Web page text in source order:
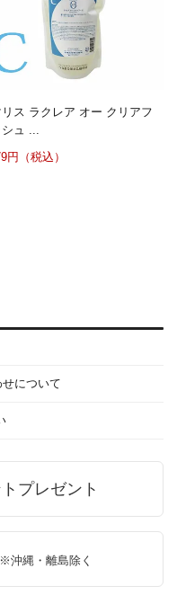
リス ラクレア オー クリアフ
シュ ...
円（税込）
について
プレゼント
※沖縄・離島除く